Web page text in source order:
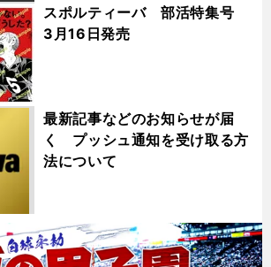
スポルティーバ 部活特集号
3月16日発売
最新記事などのお知らせが届
く プッシュ通知を受け取る方
法について